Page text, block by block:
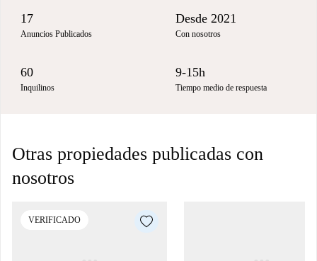
17
Anuncios Publicados
Desde 2021
Con nosotros
60
Inquilinos
9-15h
Tiempo medio de respuesta
Otras propiedades publicadas con
nosotros
VERIFICADO